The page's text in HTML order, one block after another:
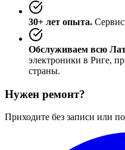
30+ лет опыта.
Обслуживаем всю
электроники в Риге,
страны.
Нужен ремонт?
Приходите без записи или